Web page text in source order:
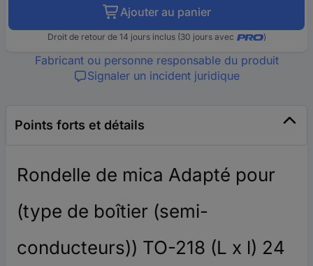
Ajouter au panier
Droit de retour de 14 jours inclus (30 jours avec )
Fabricant ou personne responsable du produit
Signaler un incident juridique
Points forts et détails
Rondelle de mica Adapté pour
(type de boîtier (semi-
conducteurs)) TO-218 (L x l) 24